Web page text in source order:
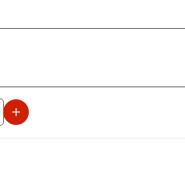
för att minska eller
Valnöt Gateau, 65.30 kronor